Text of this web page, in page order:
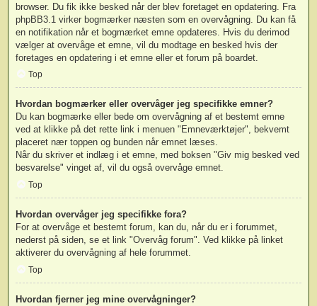
browser. Du fik ikke besked når der blev foretaget en opdatering. Fra
phpBB3.1 virker bogmærker næsten som en overvågning. Du kan få
en notifikation når et bogmærket emne opdateres. Hvis du derimod
vælger at overvåge et emne, vil du modtage en besked hvis der
foretages en opdatering i et emne eller et forum på boardet.
Top
Hvordan bogmærker eller overvåger jeg specifikke emner?
Du kan bogmærke eller bede om overvågning af et bestemt emne
ved at klikke på det rette link i menuen "Emneværktøjer", bekvemt
placeret nær toppen og bunden når emnet læses.
Når du skriver et indlæg i et emne, med boksen "Giv mig besked ved
besvarelse" vinget af, vil du også overvåge emnet.
Top
Hvordan overvåger jeg specifikke fora?
For at overvåge et bestemt forum, kan du, når du er i forummet,
nederst på siden, se et link "Overvåg forum". Ved klikke på linket
aktiverer du overvågning af hele forummet.
Top
Hvordan fjerner jeg mine overvågninger?